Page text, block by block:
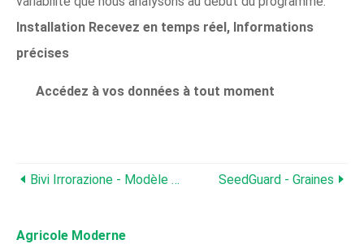
Installation Recevez en temps réel, Informations
précises
Accédez à vos données à tout moment
Bivi Irrorazione - Modèle TAMIGI - Pulvérisateur Agricole Porté Pour Le Désherbage SeedGuard - Graines
Agricole Moderne